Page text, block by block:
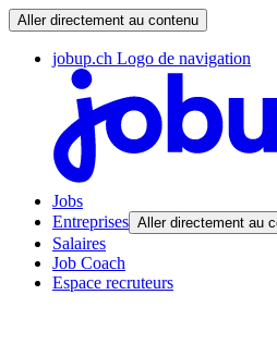
Aller directement au contenu
jobup.ch Logo de navigation
Jobs
Entreprises Aller directement au
Salaires
Job Coach
Espace recruteurs